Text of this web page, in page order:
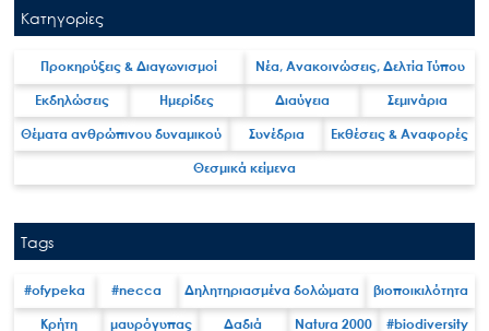
Κατηγορίες
Προκηρύξεις & Διαγωνισμοί Νέα, Ανακοινώσεις, Δελτία Τύπου
Εκδηλώσεις Ημερίδες Διαύγεια Σεμινάρια
Θέματα ανθρώπινου δυναμικού Συνέδρια Εκθέσεις & Αναφορές
Θεσμικά κείμενα
Tags
#ofypeka #necca Δηλητηριασμένα δολώματα βιοποικιλότητα
Κρήτη μαυρόγυπας Δαδιά Natura 2000 #biodiversity